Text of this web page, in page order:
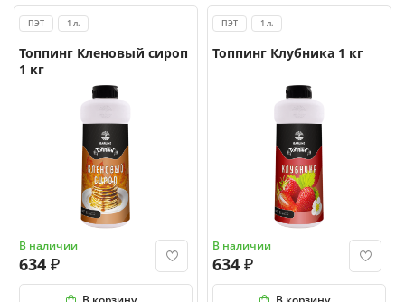
ПЭТ 1 л.
Топпинг Кленовый сироп
1 кг
В наличии
634
ПЭТ 1 л.
Топпинг Клубника 1 кг
В наличии
634